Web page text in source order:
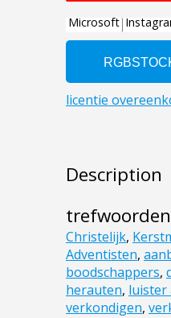
Description
trefwoorden
Christelijk,
Adventisten,
boodschappers,
herauten, luister
verkondigen,